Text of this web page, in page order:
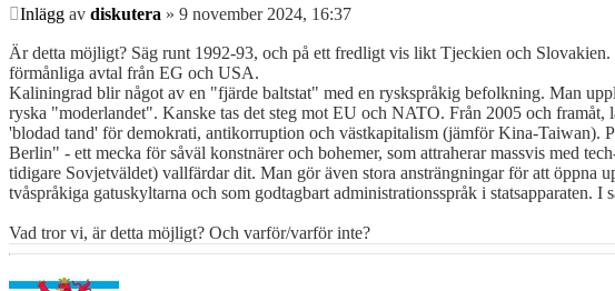
Inlägg av diskutera » 9 november 2024, 16:37
Är detta möjligt? Säg runt 1992-93, och på ett fredligt vis likt Tjeckien och
förmånliga avtal från EG och USA.
Kaliningrad blir något av en "fjärde baltstat" med en ryskspråkig befolkning. Man
ryska "moderlandet". Kanske tas det steg mot EU och NATO. Från 2005 och
'blodad tand' för demokrati, antikorruption och västkapitalism (jämför Kina-Taiwan).
Berlin" - ett mecka för såväl konstnärer och bohemer, som attraherar massvis med
tidigare Sovjetväldet) vallfärdar dit. Man gör även stora ansträngningar för att öppna
tvåspråkiga gatuskyltarna och som godtagbart administrationsspråk i
Vad tror vi, är detta möjligt? Och varför/varför inte?